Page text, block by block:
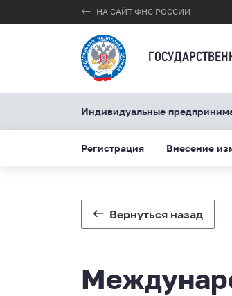
НА САЙТ ФНС РОССИИ
Индивидуальные
Регистрация Внесение
Вернуться назад